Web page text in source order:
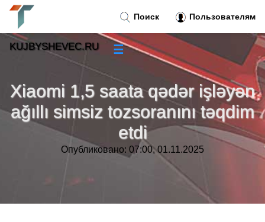
Xiaomi 1,5 saata qədər işləyən
ağıllı simsiz tozsoranını təqdim
etdi
Опубликовано: 07:00, 01.11.2025
Поиск Пользователям
KUJBYSHEVEC.RU ☰
Новости»
Тренды новостей »
Рубрики»
Контакт»